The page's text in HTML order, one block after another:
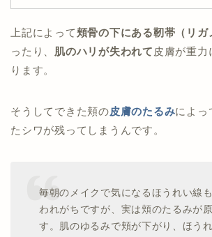
上記によって頬骨の下にある靭帯（リガ
ったり、 肌のハリが失われて皮膚が重力
ります。
そうしてできた頬の皮膚のたるみによっ
たシワが残ってしまうんです。
毎朝のメイクで気になるほうれい線
われがちですが、実は頬のたるみが
す。肌のゆるみで頬が下がり、ほう